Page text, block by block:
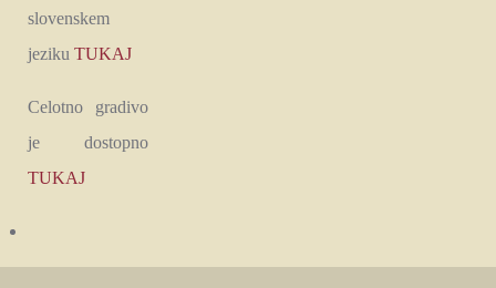
slovenskem
jeziku TUKAJ
Celotno gradivo
je dostopno
TUKAJ